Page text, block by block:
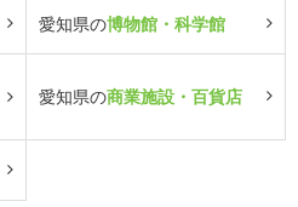
愛知県の博物館・科学館
愛知県の商業施設・百貨店